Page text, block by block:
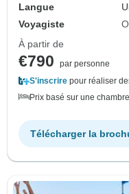
Langue
Voyagiste
À partir de
€790
par personne
S'inscrire pour réaliser
Prix basé sur une
Télécharger la